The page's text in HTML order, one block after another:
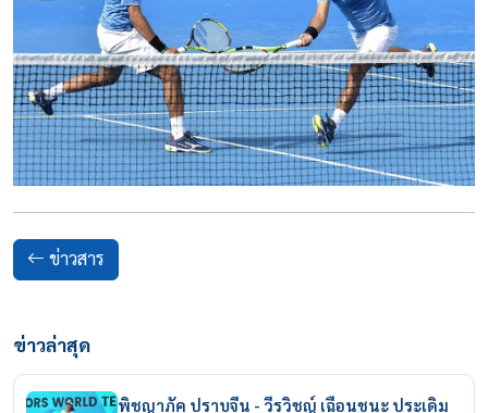
ข่าวสาร
ข่าวล่าสุด
พิชญาภัค ปราบจีน - วีรวิชญ์ เฉือนชนะ ประเดิม